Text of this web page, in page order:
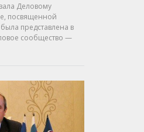
Деловому
посвященной
представлена в
сообщество —